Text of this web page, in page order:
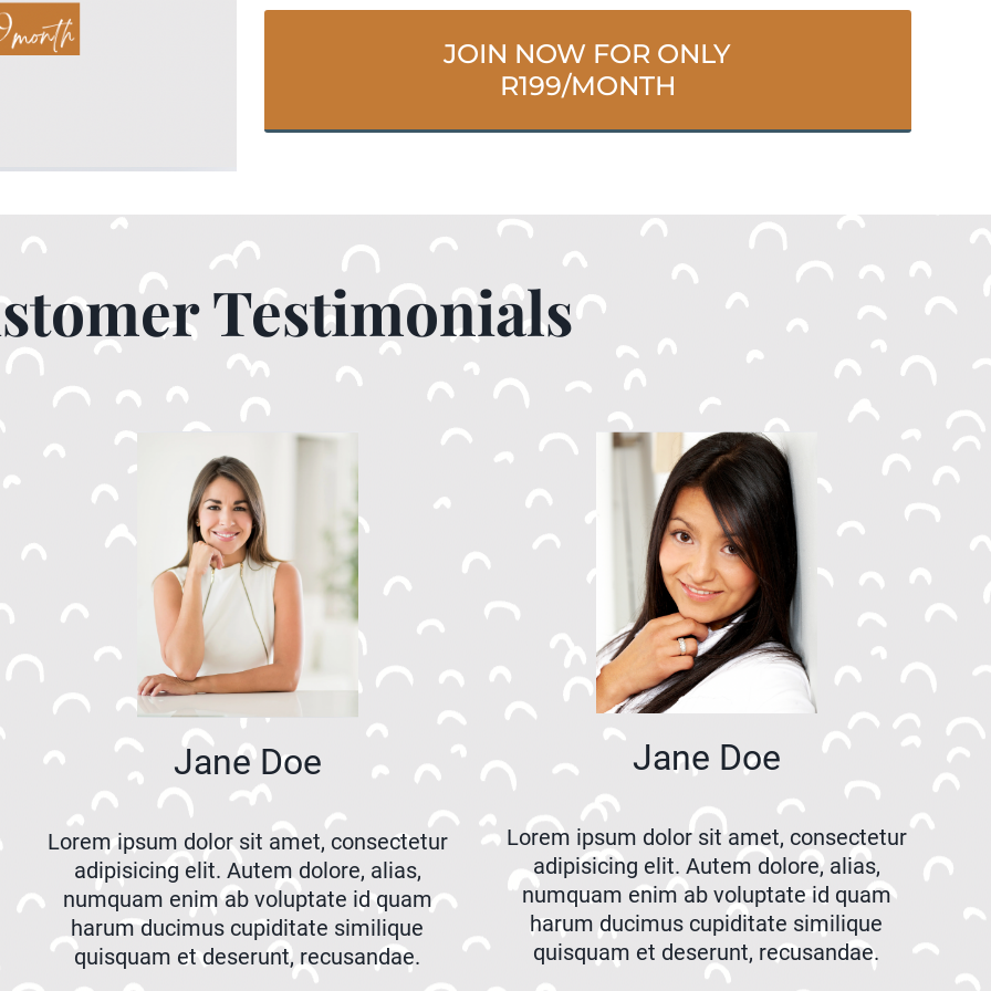
JOIN NOW FOR ONLY
R199/MONTH
Testimonials
Jane Doe
Lorem ipsum dolor sit amet, consectetur
adipisicing elit. Autem dolore, alias,
numquam enim ab voluptate id quam
harum ducimus cupiditate similique
quisquam et deserunt, recusandae.
Jane Doe
Lorem ipsum dolor sit amet, consectetur
adipisicing elit. Autem dolore, alias,
numquam enim ab voluptate id quam
harum ducimus cupiditate similique
quisquam et deserunt, recusandae.